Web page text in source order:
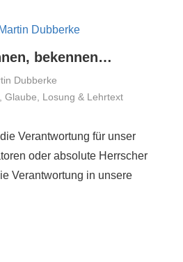
bekennen…
Dubberke
,Glaube Losung & Lehrtext
Verantwortung für unser
oder absolute Herrscher
Verantwortung in unsere